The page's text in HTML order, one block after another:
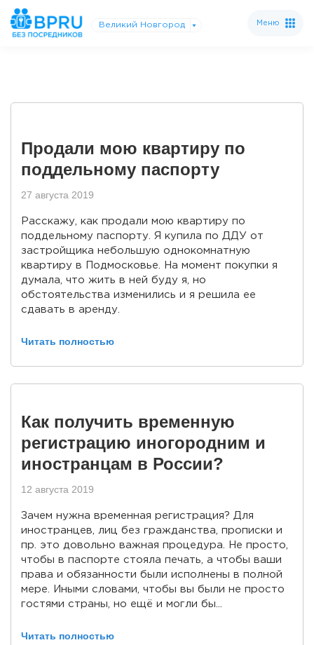
Великий Новгород Меню
Продали мою квартиру по
поддельному паспорту
27 августа 2019
Расскажу, как продали мою квартиру по
поддельному паспорту. Я купила по ДДУ от
застройщика небольшую однокомнатную
квартиру в Подмосковье. На момент покупки я
думала, что жить в ней буду я, но
обстоятельства изменились и я решила ее
сдавать в аренду.
Читать полностью
Как получить временную
регистрацию иногородним и
иностранцам в России?
12 августа 2019
Зачем нужна временная регистрация? Для
иностранцев, лиц без гражданства, прописки и
пр. это довольно важная процедура. Не просто,
чтобы в паспорте стояла печать, а чтобы ваши
права и обязанности были исполнены в полной
мере. Иными словами, чтобы вы были не просто
гостями страны, но ещё и могли бы...
Читать полностью